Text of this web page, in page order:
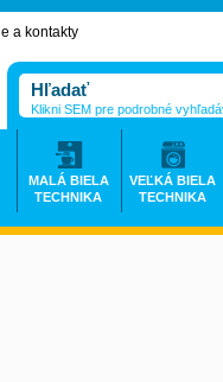
a kontakty
Klikni SEM pre podrobné
MALÁ BIELA
TECHNIKA
VEĽKÁ BIELA
TECHNIKA